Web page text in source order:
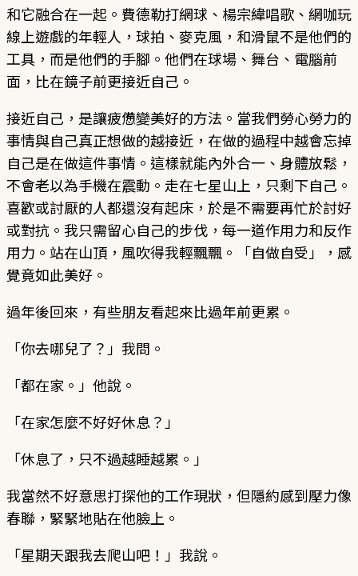
和它融合在一起。費德勒打網球、楊宗緯唱歌、網咖玩
線上遊戲的年輕人，球拍、麥克風，和滑鼠不是他們的
工具，而是他們的手腳。他們在球場、舞台、電腦前
面，比在鏡子前更接近自己。
接近自己，是讓疲憊變美好的方法。當我們勞心勞力的
事情與自己真正想做的越接近，在做的過程中越會忘掉
自己是在做這件事情。這樣就能內外合一、身體放鬆，
不會老以為手機在震動。走在七星山上，只剩下自己。
喜歡或討厭的人都還沒有起床，於是不需要再忙於討好
或對抗。我只需留心自己的步伐，每一道作用力和反作
用力。站在山頂，風吹得我輕飄飄。「自做自受」，感
覺竟如此美好。
過年後回來，有些朋友看起來比過年前更累。
「你去哪兒了？」我問。
「都在家。」他說。
「在家怎麼不好好休息？」
「休息了，只不過越睡越累。」
我當然不好意思打探他的工作現狀，但隱約感到壓力像
春聯，緊緊地貼在他臉上。
「星期天跟我去爬山吧！」我說。